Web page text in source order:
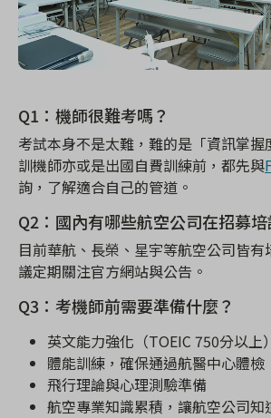
Q1 ：機師很難考嗎？
考試本身不是太難，難的是「資訊掌
訓機師亦或是出國自費訓練前，都先與
詢，了解適合自己的管道。
Q2 ：國內有哪些航空公司在招募培
目前華航、長榮、星宇等航空公司皆有
議定期關注官方網站與公告。
Q3 ：考機師前需要準備什麼？
英文能力強化（TOEIC 750分以上）
體能訓練，確保通過航醫中心體檢
飛行理論與心理測驗準備
航空專業知識累積，讓航空公司知